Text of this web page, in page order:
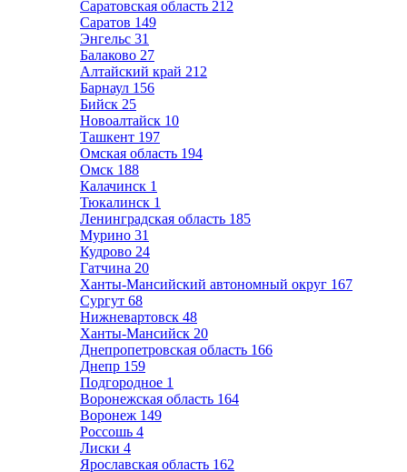
Саратовская область 212
Саратов 149
Энгельс 31
Балаково 27
Алтайский край 212
Барнаул 156
Бийск 25
Новоалтайск 10
Ташкент 197
Омская область 194
Омск 188
Калачинск 1
Тюкалинск 1
Ленинградская область 185
Мурино 31
Кудрово 24
Гатчина 20
Ханты-Мансийский автономный округ 167
Сургут 68
Нижневартовск 48
Ханты-Мансийск 20
Днепропетровская область 166
Днепр 159
Подгородное 1
Воронежская область 164
Воронеж 149
Россошь 4
Лиски 4
Ярославская область 162